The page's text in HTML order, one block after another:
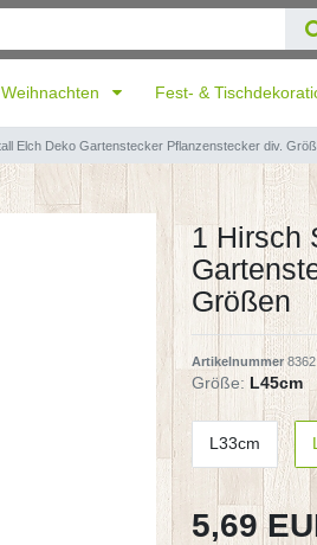
Weihnachten Fest- &
Elch Deko Gartenstecker Pflanzenstecker div.
1 Hirsch
Größen
Artikelnummer 8362
Größe: L45cm
L33cm
5,69